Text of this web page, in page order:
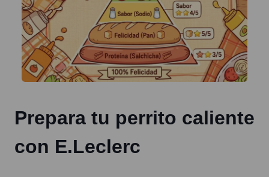
Prepara tu perrito caliente
con E.Leclerc